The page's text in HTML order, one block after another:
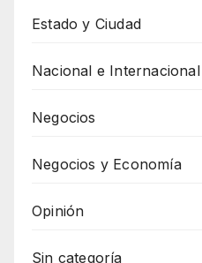
Estado y Ciudad
Nacional e Internacional
Negocios
Negocios y Economía
Opinión
Sin categoría